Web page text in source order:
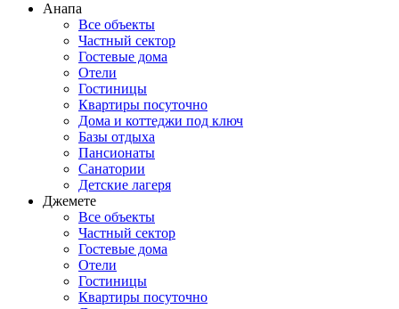
Анапа
Все объекты
Частный сектор
Гостевые дома
Отели
Гостиницы
Квартиры посуточно
Дома и коттеджи под ключ
Базы отдыха
Пансионаты
Санатории
Детские лагеря
Джемете
Все объекты
Частный сектор
Гостевые дома
Отели
Гостиницы
Квартиры посуточно